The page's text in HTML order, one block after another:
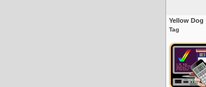
Yellow Dog
Tag